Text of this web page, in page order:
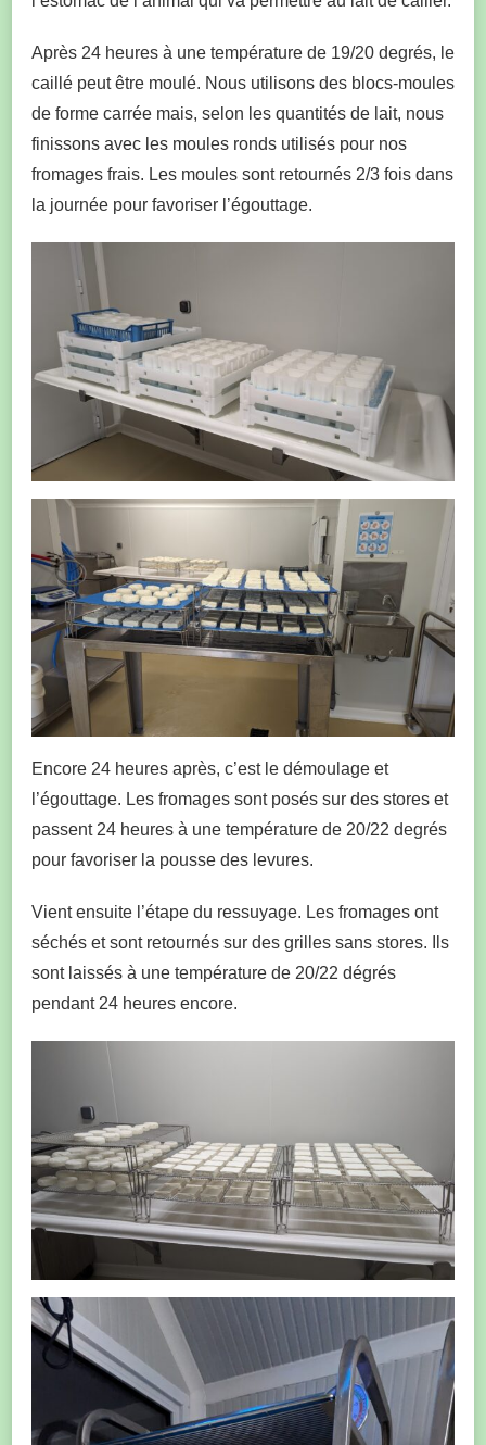
Après 24 heures à une température de 19/20 degrés, le
caillé peut être moulé. Nous utilisons des blocs-moules
de forme carrée mais, selon les quantités de lait, nous
finissons avec les moules ronds utilisés pour nos
fromages frais. Les moules sont retournés 2/3 fois dans
la journée pour favoriser l’égouttage.
Encore 24 heures après, c’est le démoulage et
l’égouttage. Les fromages sont posés sur des stores et
passent 24 heures à une température de 20/22 degrés
pour favoriser la pousse des levures.
Vient ensuite l’étape du ressuyage. Les fromages ont
séchés et sont retournés sur des grilles sans stores. Ils
sont laissés à une température de 20/22 dégrés
pendant 24 heures encore.